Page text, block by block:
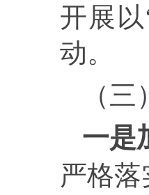
开展
动。
（三）
一是
严格